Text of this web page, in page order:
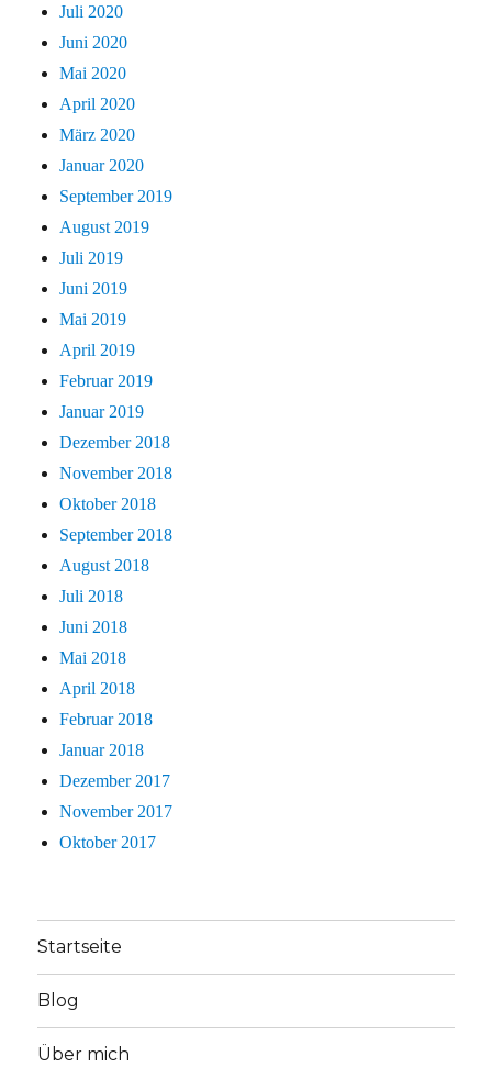
Juli 2020
Juni 2020
Mai 2020
April 2020
März 2020
Januar 2020
September 2019
August 2019
Juli 2019
Juni 2019
Mai 2019
April 2019
Februar 2019
Januar 2019
Dezember 2018
November 2018
Oktober 2018
September 2018
August 2018
Juli 2018
Juni 2018
Mai 2018
April 2018
Februar 2018
Januar 2018
Dezember 2017
November 2017
Oktober 2017
Startseite
Blog
Über mich